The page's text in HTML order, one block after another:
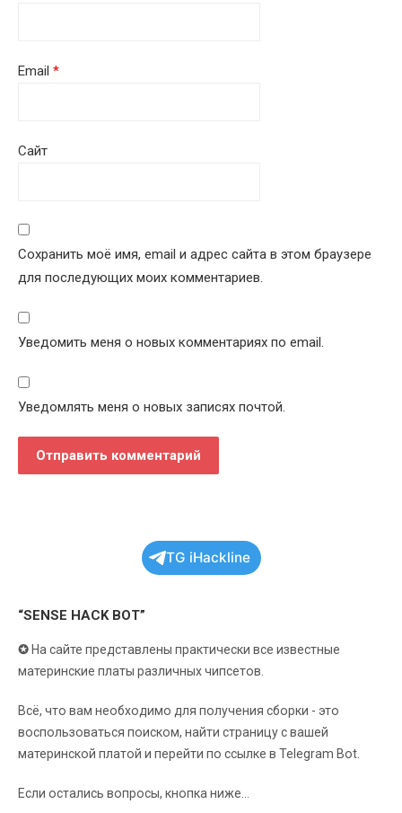
Email *
Сайт
Сохранить моё имя, email и адрес сайта в этом браузере
для последующих моих комментариев.
Уведомить меня о новых комментариях по email.
Уведомлять меня о новых записях почтой.
TG iHackline
“SENSE HACK BOT”
✪ На сайте представлены практически все известные
материнские платы различных чипсетов.
Всё, что вам необходимо для получения сборки - это
воспользоваться поиском, найти страницу с вашей
материнской платой и перейти по ссылке в Telegram Bot.
Если остались вопросы, кнопка ниже...